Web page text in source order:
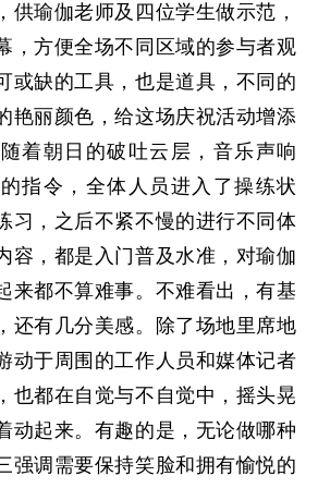
供瑜伽老师及四位学生做示范，
，方便全场不同区域的参与者观
或缺的工具，也是道具，不同的
艳丽颜色，给这场庆祝活动增添
着朝日的破吐云层，音乐声响
指令，全体人员进入了操练状
习，之后不紧不慢的进行不同体
容，都是入门普及水准，对瑜伽
来都不算难事。不难看出，有基
还有几分美感。除了场地里席地
动于周围的工作人员和媒体记者
也都在自觉与不自觉中，摇头晃
动起来。有趣的是，无论做哪种
强调需要保持笑脸和拥有愉悦的